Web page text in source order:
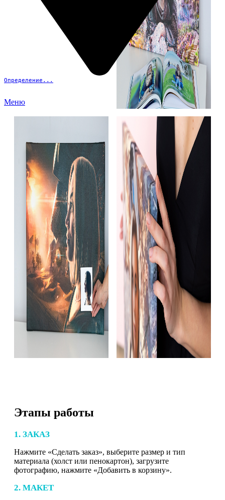
Определение...
Меню
Этапы работы
1. ЗАКАЗ
Нажмите «Сделать заказ», выберите размер и тип
материала (холст или пенокартон), загрузите
фотографию, нажмите «Добавить в корзину».
2. МАКЕТ